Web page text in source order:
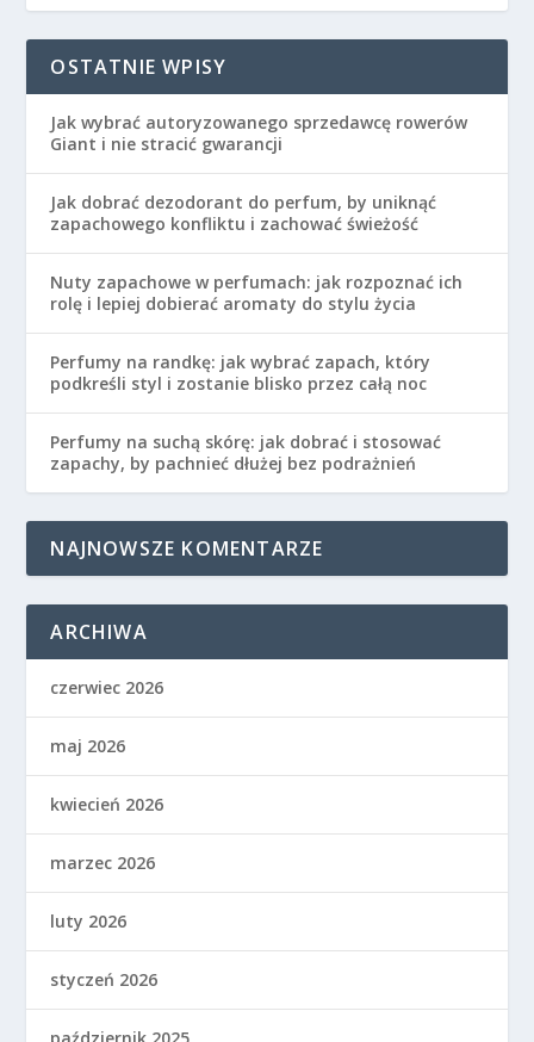
OSTATNIE WPISY
Jak wybrać autoryzowanego sprzedawcę rowerów
Giant i nie stracić gwarancji
Jak dobrać dezodorant do perfum, by uniknąć
zapachowego konfliktu i zachować świeżość
Nuty zapachowe w perfumach: jak rozpoznać ich
rolę i lepiej dobierać aromaty do stylu życia
Perfumy na randkę: jak wybrać zapach, który
podkreśli styl i zostanie blisko przez całą noc
Perfumy na suchą skórę: jak dobrać i stosować
zapachy, by pachnieć dłużej bez podrażnień
NAJNOWSZE KOMENTARZE
ARCHIWA
czerwiec 2026
maj 2026
kwiecień 2026
marzec 2026
luty 2026
styczeń 2026